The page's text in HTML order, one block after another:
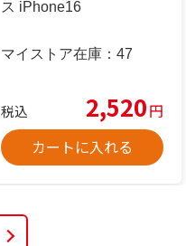
ス iPhone16
マイストア在庫： 47
税込 2,520円
カートに入れる